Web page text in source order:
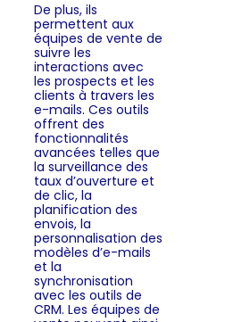
De plus, ils
permettent aux
équipes de vente de
suivre les
interactions avec
les prospects et les
clients à travers les
e-mails. Ces outils
offrent des
fonctionnalités
avancées telles que
la surveillance des
taux d’ouverture et
de clic, la
planification des
envois, la
personnalisation des
modèles d’e-mails
et la
synchronisation
avec les outils de
CRM. Les équipes de